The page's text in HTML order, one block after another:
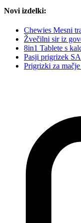
Novi izdelki:
Chewies Mesni
Žvečilni sir iz
8in1 Tablete s
Pasji prigrizek
Prigrizki za